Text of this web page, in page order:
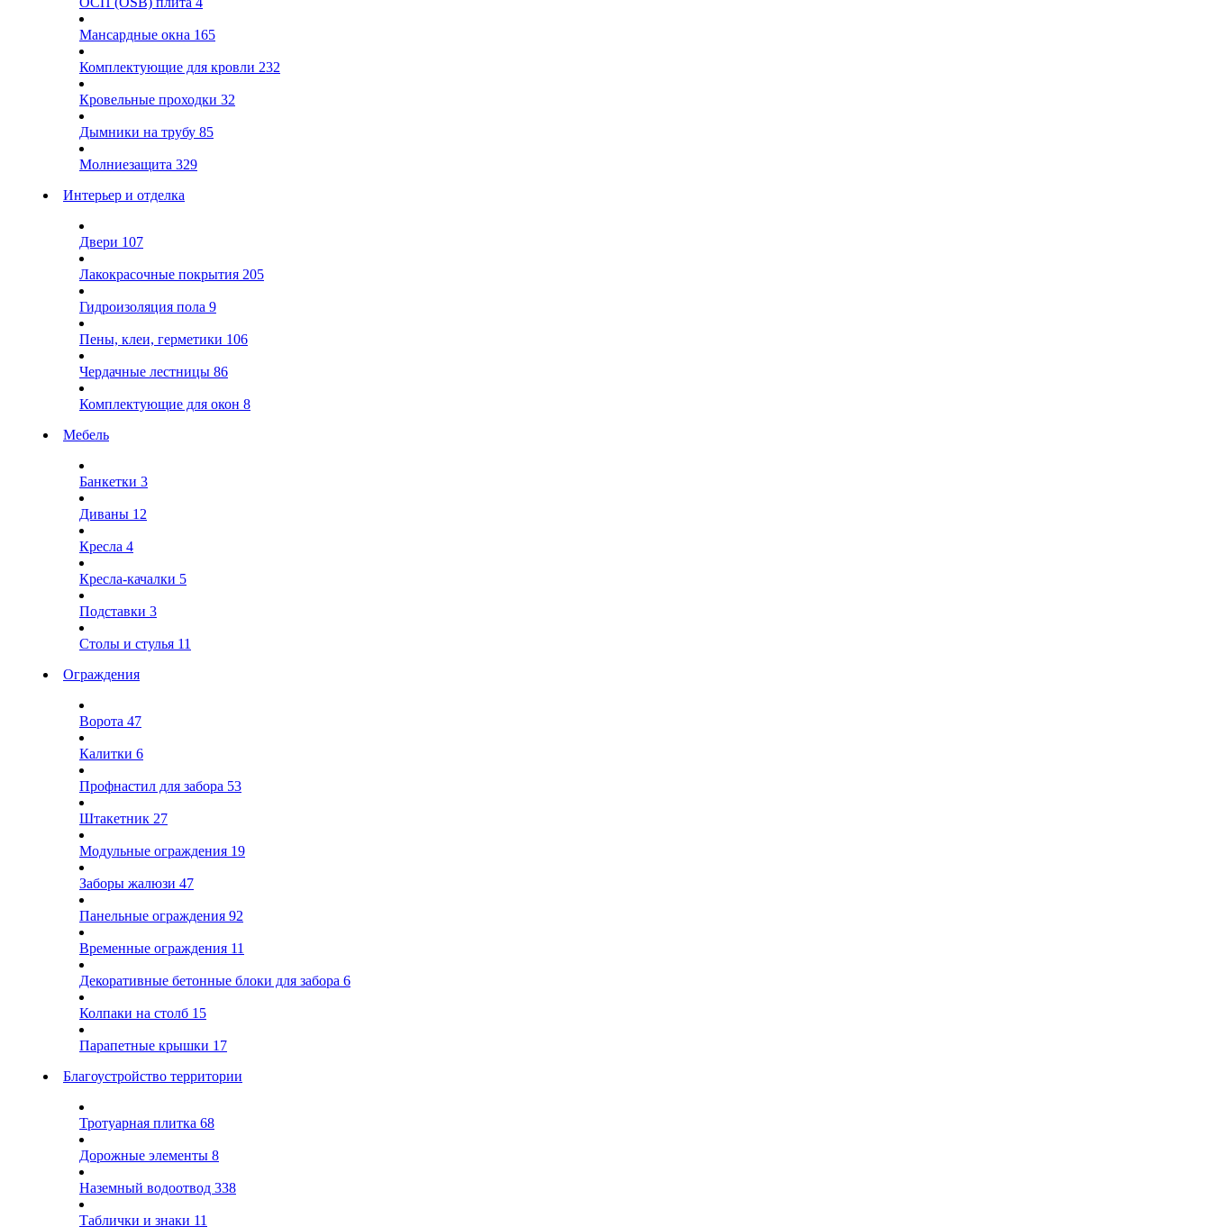
Мансардные окна 165
Комплектующие для кровли 232
Кровельные проходки 32
Дымники на трубу 85
Молниезащита 329
Интерьер и отделка
Двери 107
Лакокрасочные покрытия 205
Гидроизоляция пола 9
Пены, клеи, герметики 106
Чердачные лестницы 86
Комплектующие для окон 8
Мебель
Банкетки 3
Диваны 12
Кресла 4
Кресла-качалки 5
Подставки 3
Столы и стулья 11
Ограждения
Ворота 47
Калитки 6
Профнастил для забора 53
Штакетник 27
Модульные ограждения 19
Заборы жалюзи 47
Панельные ограждения 92
Временные ограждения 11
Декоративные бетонные блоки для забора 6
Колпаки на столб 15
Парапетные крышки 17
Благоустройство территории
Тротуарная плитка 68
Дорожные элементы 8
Наземный водоотвод 338
Таблички и знаки 11